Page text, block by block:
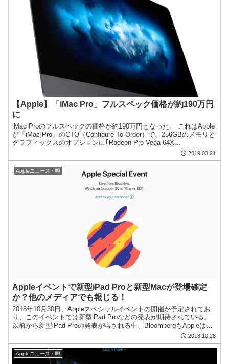
【Apple】「iMac Pro」フルスペック価格が約190万円
に
iMac Proのフルスペックの価格が約190万円となった。 これはApple
が「iMac Pro」のCTO（Configure To Order）で、256GBのメモリと
グラフィックスのオプションに｢Radeon Pro Vega 64X...
2019.03.21
Appleニュース・噂
Appleイベントで新型iPad Proと新型Macが登場確定
か？他のメディアでも報じる！
2018年10月30日、Appleスペシャルイベントの開催が予定されてお
り、このイベントでは新型iPad Proなどの発表が期待されている。
以前から新型iPad Proの発表が噂される中、BloombergもAppleは同
2018.10.28
Appleニュース・噂